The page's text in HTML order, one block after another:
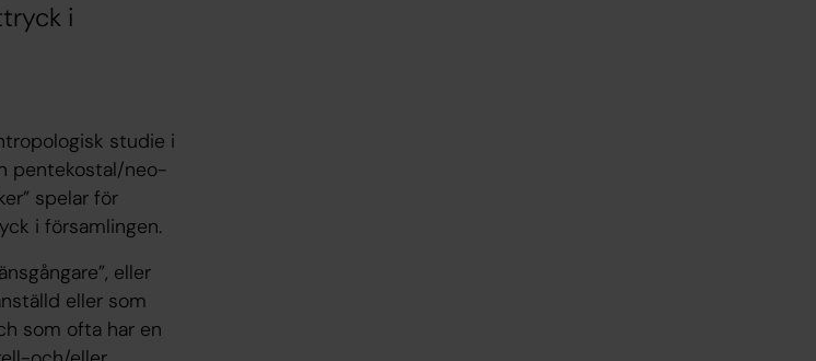
i
studie i
pentekostal/neo-
spelar för
i församlingen.
eller
eller som
som ofta har en